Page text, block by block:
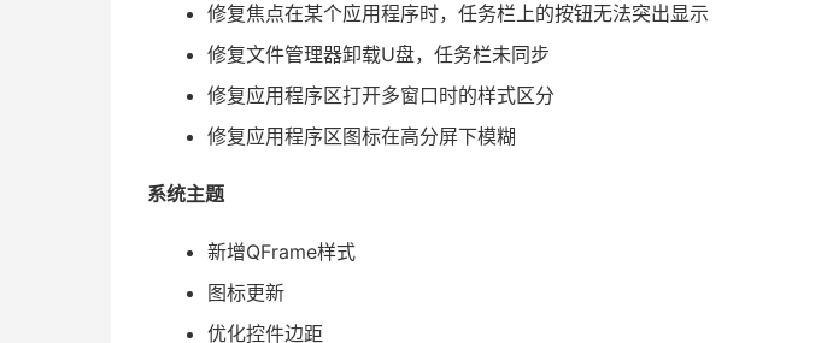
修复焦点在某个应用程序时，任务栏上的按钮无法突出显示
修复文件管理器卸载U盘，任务栏未同步
修复应用程序区打开多窗口时的样式区分
修复应用程序区图标在高分屏下模糊
系统主题
新增QFrame样式
图标更新
优化控件边距